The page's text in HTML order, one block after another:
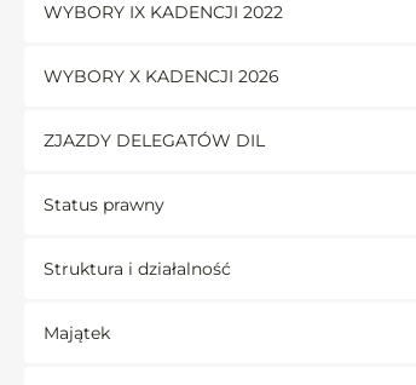
WYBORY IX KADENCJI 2022
WYBORY X KADENCJI 2026
ZJAZDY DELEGATÓW DIL
Status prawny
Struktura i działalność
Majątek